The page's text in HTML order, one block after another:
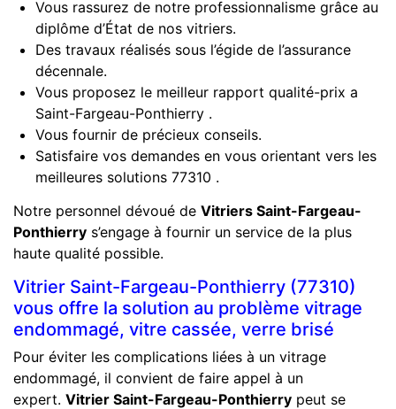
Vous rassurez de notre professionnalisme grâce au
diplôme d’État de nos vitriers.
Des travaux réalisés sous l’égide de l’assurance
décennale.
Vous proposez le meilleur rapport qualité-prix a
Saint-Fargeau-Ponthierry .
Vous fournir de précieux conseils.
Satisfaire vos demandes en vous orientant vers les
meilleures solutions 77310 .
Notre personnel dévoué de Vitriers Saint-Fargeau-
Ponthierry s’engage à fournir un service de la plus
haute qualité possible.
Vitrier Saint-Fargeau-Ponthierry (77310)
vous offre la solution au problème vitrage
endommagé, vitre cassée, verre brisé
Pour éviter les complications liées à un vitrage
endommagé, il convient de faire appel à un
expert. Vitrier Saint-Fargeau-Ponthierry peut se